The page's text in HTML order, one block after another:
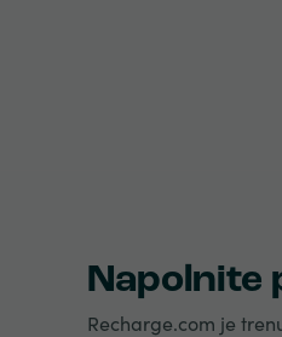
Napolnite
Recharge.com je